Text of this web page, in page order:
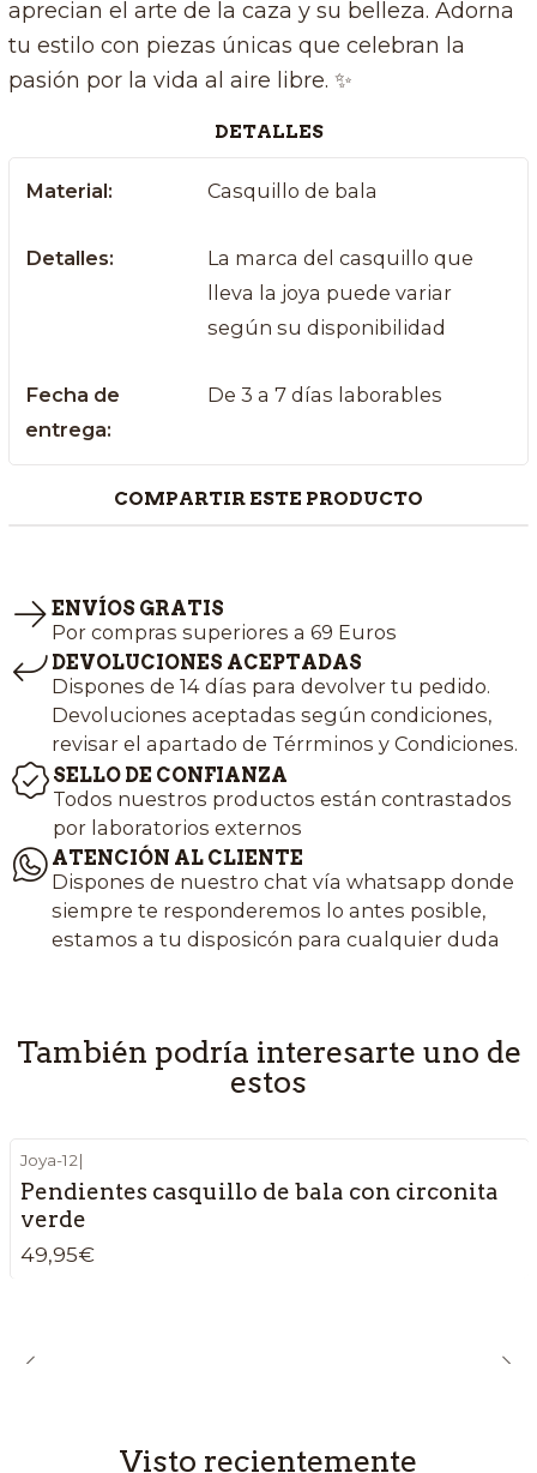
aprecian el arte de la caza y su belleza. Adorna
tu estilo con piezas únicas que celebran la
pasión por la vida al aire libre. ✨
DETALLES
Material: Casquillo de bala
Detalles:
La marca del casquillo que
lleva la joya puede variar
según su disponibilidad
Fecha de
entrega:
De 3 a 7 días laborables
COMPARTIR ESTE PRODUCTO
ENVÍOS GRATIS
Por compras superiores a 69 Euros
DEVOLUCIONES ACEPTADAS
Dispones de 14 días para devolver tu pedido.
Devoluciones aceptadas según condiciones,
revisar el apartado de Térrminos y Condiciones.
SELLO DE CONFIANZA
Todos nuestros productos están contrastados
por laboratorios externos
ATENCIÓN AL CLIENTE
Dispones de nuestro chat vía whatsapp donde
siempre te responderemos lo antes posible,
estamos a tu disposicón para cualquier duda
También podría interesarte uno de
estos
Joya-12|
Pendientes casquillo de bala con circonita
verde
49,95€
Visto recientemente